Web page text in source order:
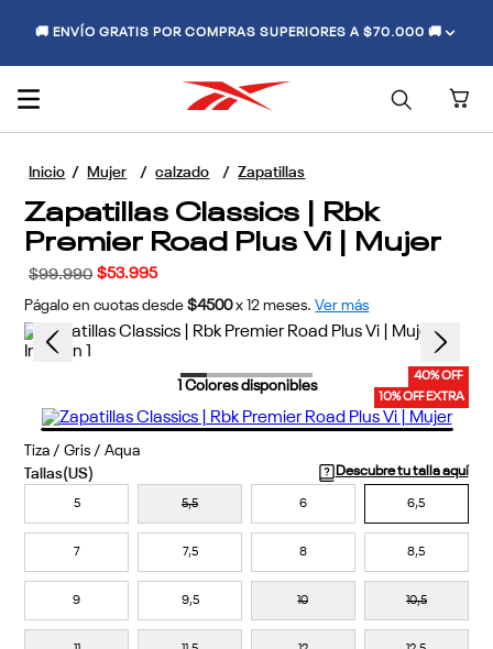
🚚 ENVÍO GRATIS POR COMPRAS SUPERIORES A $70.000 🚚
Mujer calzado Zapatillas
Zapatillas Classics | Rbk
Premier Road Plus Vi | Mujer
$99.990 $53.995
Págalo en cuotas desde $4500 x 12 meses. Ver más
40% OFF
10% OFF EXTRA
Colores disponibles
Tiza / Gris / Aqua
Descubre tu talla aquí
5 5,5 6 6,5
7 7,5 8 8,5
9 9,5 10 10,5